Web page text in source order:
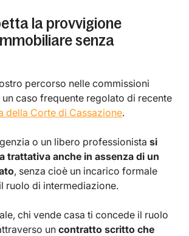
la provvigione
senza
percorso nelle commissioni
caso frequente regolato di recente
della Corte di Cassazione.
o un libero professionistasi
trattativa anche in assenza di un
, senza cioè un incarico formale
ruolo di intermediazione.
chi vende casa ti concede il ruolo
uncontratto scritto che